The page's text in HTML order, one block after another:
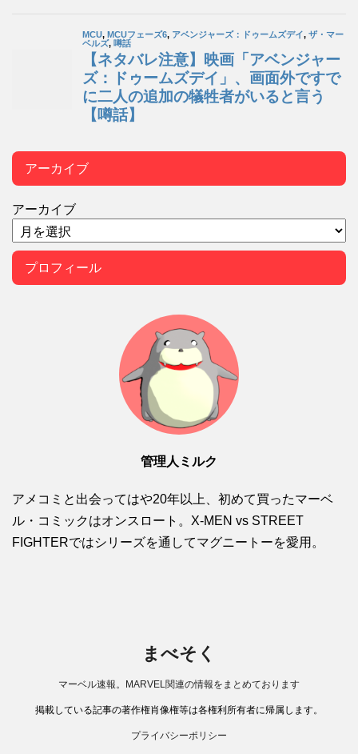
アーカイブ
アーカイブ
プロフィール
管理人ミルク
アメコミと出会ってはや20年以上、初めて買ったマーベ
ル・コミックはオンスロート。X-MEN vs STREET
FIGHTERではシリーズを通してマグニートーを愛用。
まべそく
マーベル速報。MARVEL関連の情報をまとめております
掲載している記事の著作権肖像権等は各権利所有者に帰属します。
プライバシーポリシー